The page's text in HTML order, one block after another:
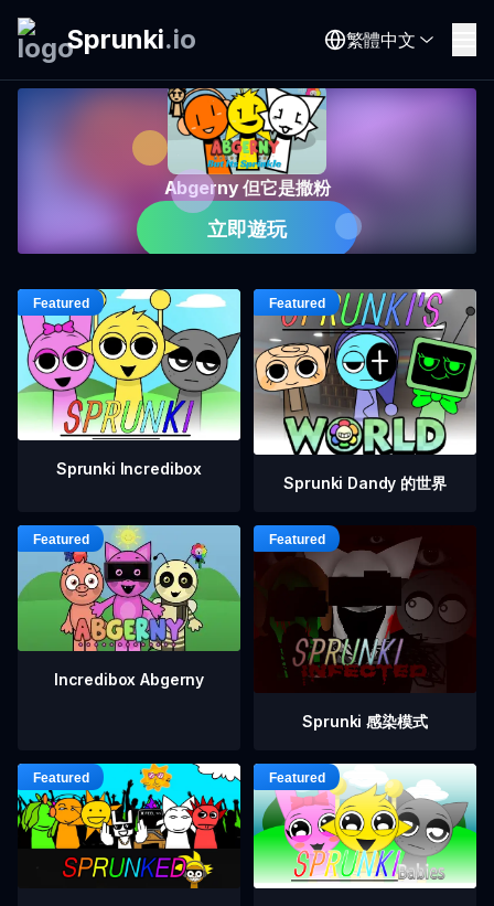
Sprunki.io 繁體中文
Abgerny 但它是撒粉
立即遊玩
Sprunki Incredibox
Sprunki Dandy 的世界
Incredibox Abgerny
Sprunki 感染模式